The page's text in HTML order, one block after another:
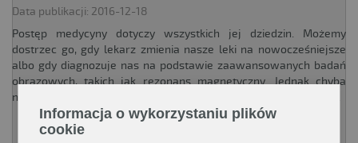
Data publikacji: 2016-12-18
Postęp medycyny dotyczy wszystkich jej dziedzin. Możemy
dostrzec go, gdy lekarz zmienia nasze leki na nowocześniejsze
albo gdy diagnozuje nas na podstawie zaawansowanych badań
obrazowych, takich jak rezonans magnetyczny. Jednak chyba
nigdzie nowoczesna medycyna nie jest tak istotna jak w chirurgii.
Informacja o wykorzystaniu plików
cookie